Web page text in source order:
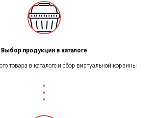
Выбор продукции в каталоге
товара в каталоге и сбор виртуальной корзины